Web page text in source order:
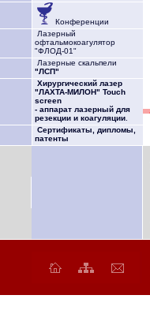
Конференции
Лазерный
офтальмокоагулятор
"ФЛОД-01"
Лазерные скальпели
"ЛСП"
Хирургический лазер
"ЛАХТА-МИЛОН" Touch
screen
- аппарат лазерный для
резекции и коагуляции
Сертификаты, дипломы,
патенты